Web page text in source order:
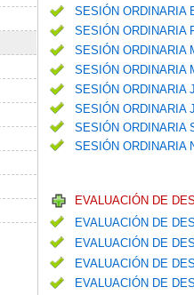
SESIÓN ORDINARIA
SESIÓN ORDINARIA
SESIÓN ORDINARIA
SESIÓN ORDINARIA
SESIÓN ORDINARIA
SESIÓN ORDINARIA
SESIÓN ORDINARIA
SESIÓN ORDINARIA
EVALUACIÓN DE
EVALUACIÓN DE
EVALUACIÓN DE
EVALUACIÓN DE
EVALUACIÓN DE